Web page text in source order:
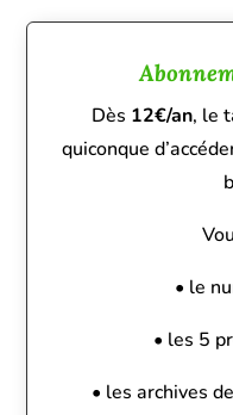
Dès 12€/an, le
quiconque
• le
• les 5
• les archives